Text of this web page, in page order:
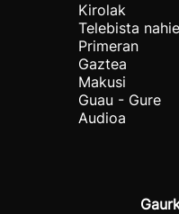
Kirolak
Telebista
Primeran
Gaztea
Makusi
Guau - Gure
Audioa